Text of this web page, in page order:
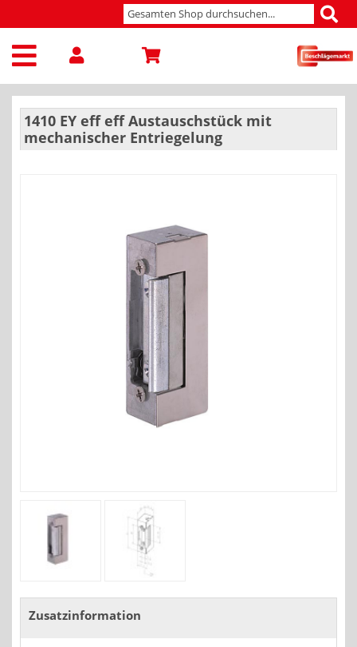
1410 EY eff eff Austauschstück mit
mechanischer Entriegelung
Zusatzinformation